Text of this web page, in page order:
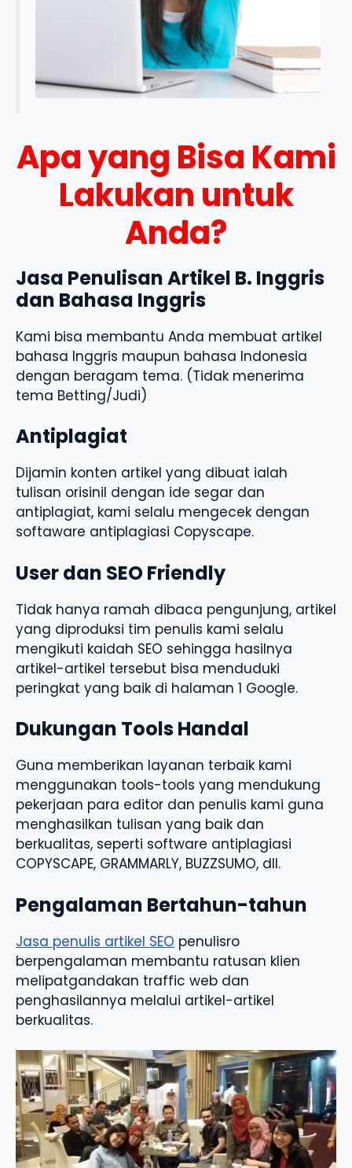
Apa yang Bisa Kami
Lakukan untuk
Anda?
Jasa Penulisan Artikel B. Inggris
dan Bahasa Inggris
Kami bisa membantu Anda membuat artikel
bahasa Inggris maupun bahasa Indonesia
dengan beragam tema. (Tidak menerima
tema Betting/Judi)
Antiplagiat
Dijamin konten artikel yang dibuat ialah
tulisan orisinil dengan ide segar dan
antiplagiat, kami selalu mengecek dengan
softaware antiplagiasi Copyscape.
User dan SEO Friendly
Tidak hanya ramah dibaca pengunjung, artikel
yang diproduksi tim penulis kami selalu
mengikuti kaidah SEO sehingga hasilnya
artikel-artikel tersebut bisa menduduki
peringkat yang baik di halaman 1 Google.
Dukungan Tools Handal
Guna memberikan layanan terbaik kami
menggunakan tools-tools yang mendukung
pekerjaan para editor dan penulis kami guna
menghasilkan tulisan yang baik dan
berkualitas, seperti software antiplagiasi
COPYSCAPE, GRAMMARLY, BUZZSUMO, dll.
Pengalaman Bertahun-tahun
Jasa penulis artikel SEO penulisro
berpengalaman membantu ratusan klien
melipatgandakan traffic web dan
penghasilannya melalui artikel-artikel
berkualitas.